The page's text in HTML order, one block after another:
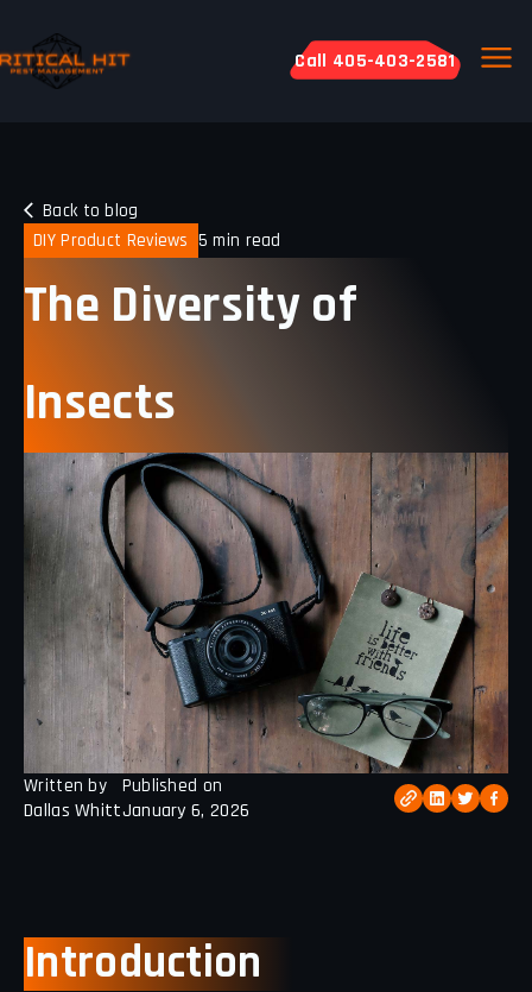
Call 405-403-2581
Back to blog
DIY Product Reviews 5 min read
The Diversity of
Insects
Written by
Dallas Whitt
Published on
January 6, 2026
Introduction